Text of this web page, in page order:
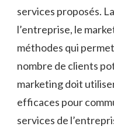
services proposés.
l’entreprise, le
méthodes qui
nombre de clients
marketing doit
efficaces pour
services de